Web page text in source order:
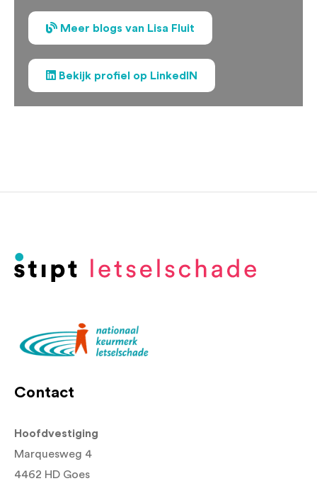
Meer blogs van Lisa Fluit
Bekijk profiel op LinkedIN
Contact
Hoofdvestiging
Marquesweg 4
4462 HD Goes